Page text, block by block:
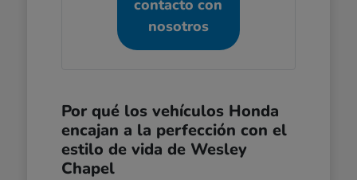
contacto con
nosotros
Por qué los vehículos Honda
encajan a la perfección con el
estilo de vida de Wesley
Chapel